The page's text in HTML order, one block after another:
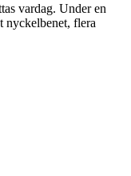
vardag. Under en
nyckelbenet, flera